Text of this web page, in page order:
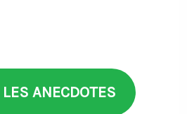
ANECDOTES